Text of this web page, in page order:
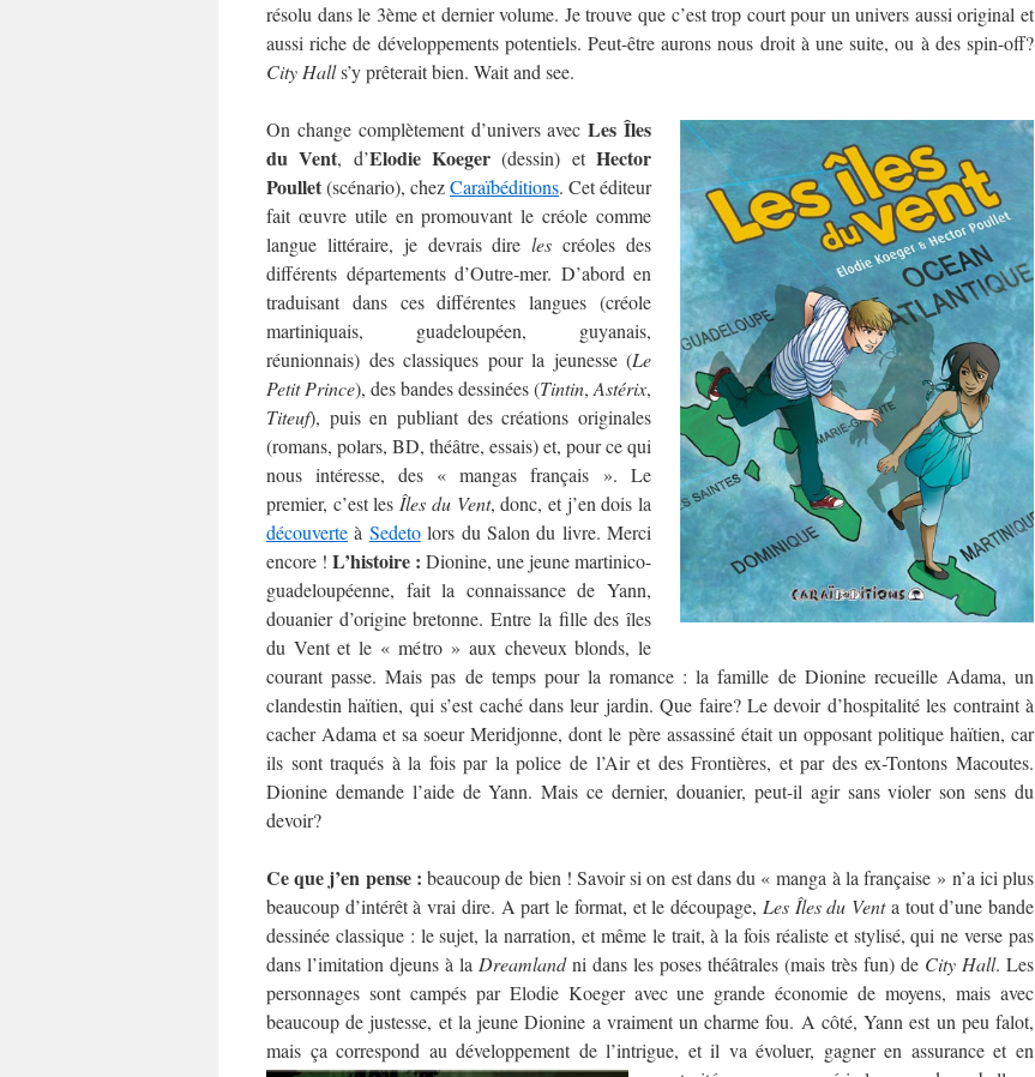
résolu dans le 3ème et dernier volume. Je trouve que c’est trop court pour un univers aussi original et
aussi riche de développements potentiels. Peut-être aurons nous droit à une suite, ou à des spin-off?
City Halls’y prêterait bien. Wait and see.
On change complètement d’univers avecLes Îles
du Vent, d’Elodie Koeger (dessin) etHector
Poullet(scénario), chezCaraïbéditions. Cet éditeur
fait œuvre utile en promouvant le créole comme
langue littéraire, je devrais direles créoles des
différents départements d’Outre-mer. D’abord en
traduisant dans ces différentes langues (créole
martiniquais, guadeloupéen, guyanais,
réunionnais) des classiques pour la jeunesse (Le
Petit Prince), des bandes dessinées (Tintin, Astérix,
Titeuf), puis en publiant des créations originales
(romans, polars, BD, théâtre, essais) et, pour ce qui
nous intéresse, des « mangas français ». Le
premier, c’est les Îles du Vent, donc, et j’en dois la
découverte à Sedetolors du Salon du livre. Merci
encore ! L’histoire : Dionine, une jeune martinico-
guadeloupéenne, fait la connaissance de Yann,
douanier d’origine bretonne. Entre la fille des îles
du Vent et le « métro » aux cheveux blonds, le
courant passe. Mais pas de temps pour la romance : la famille de Dionine recueille Adama, un
clandestin haïtien, qui s’est caché dans leur jardin. Que faire? Le devoir d’hospitalité les contraint à
cacher Adama et sa soeur Meridjonne, dont le père assassiné était un opposant politique haïtien, car
ils sont traqués à la fois par la police de l’Air et des Frontières, et par des ex-Tontons Macoutes.
Dionine demande l’aide de Yann. Mais ce dernier, douanier, peut-il agir sans violer son sens du
devoir?
Ce que j’en pense : beaucoup de bien ! Savoir si on est dans du « manga à la française » n’a ici plus
beaucoup d’intérêt à vrai dire. A part le format, et le découpage, Les Îles du Venta tout d’une bande
dessinée classique : le sujet, la narration, et même le trait, à la fois réaliste et stylisé, qui ne verse pas
dans l’imitation djeuns à la Dreamlandni dans les poses théâtrales (mais très fun) de City Hall. Les
personnages sont campés par Elodie Koeger avec une grande économie de moyens, mais avec
beaucoup de justesse, et la jeune Dionine a vraiment un charme fou. A côté, Yann est un peu falot,
mais ça correspond au développement de l’intrigue, et il va évoluer, gagner en assurance et en